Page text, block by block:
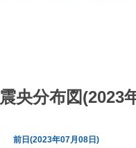
震央分布図(2023
前日(2023年07月08日)